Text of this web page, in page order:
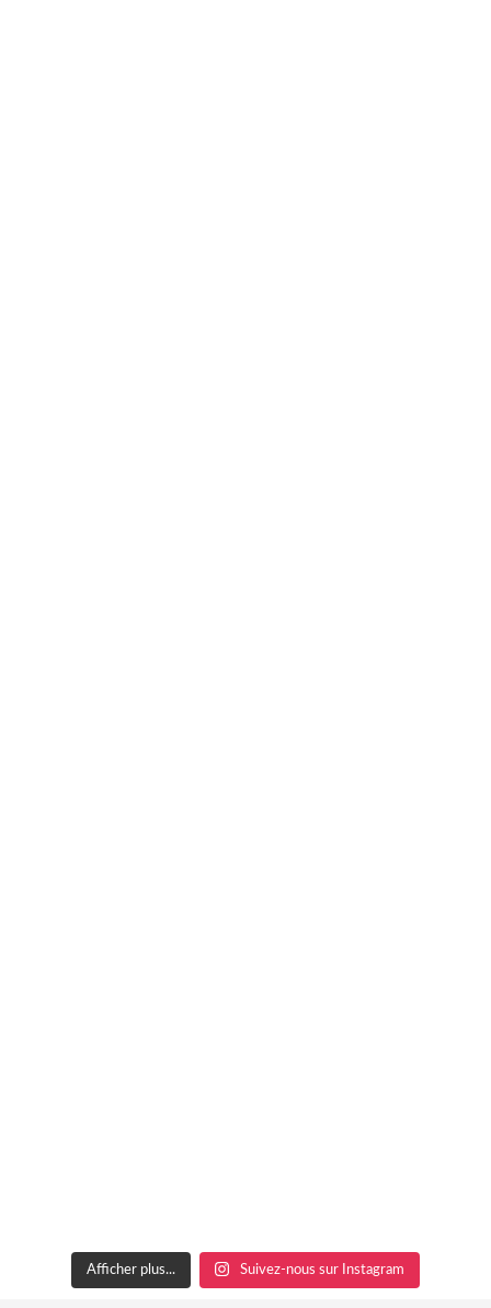
Afficher plus... Suivez-nous sur Instagram